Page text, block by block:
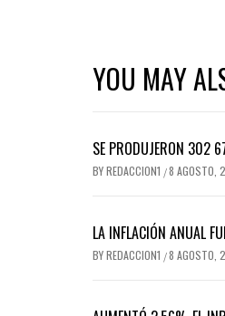
YOU MAY
SE PRODUJERON 302
BYREDACCION1 /8 AGOSTO,
LA INFLACIÓN ANUAL
BYREDACCION1 /8 AGOSTO,